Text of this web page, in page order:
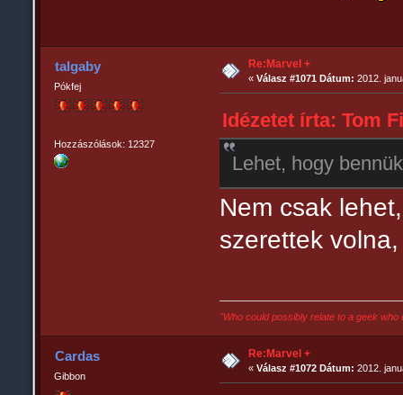
talgaby
Pókfej
Hozzászólások: 12327
Re:Marvel +
«Válasz #1071 Dátum: 2012.
Idézetet írta: Tom
Lehet, hogy
Nem csak
szerettek
"Who could possibly relate to a geek
Cardas
Gibbon
Re:Marvel +
«Válasz #1072 Dátum: 2012.